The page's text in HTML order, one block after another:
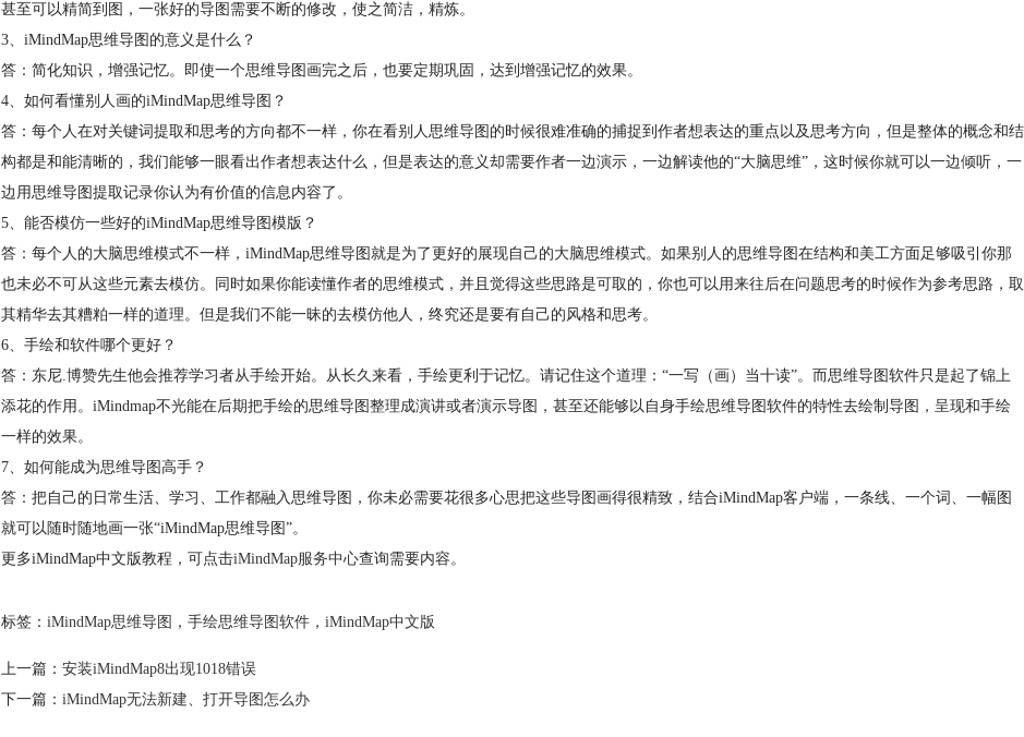
甚至可以精简到图，一张好的导图需要不断的修改，使之简洁，精炼。
3、iMindMap思维导图的意义是什么？
答：简化知识，增强记忆。即使一个思维导图画完之后，也要定期巩固，达到增强记忆的效果。
4、如何看懂别人画的iMindMap思维导图？
答：每个人在对关键词提取和思考的方向都不一样，你在看别人思维导图的时候很难准确的捕捉到作者想表达的重点以及思考方向，但是整体的概念和结
构都是和能清晰的，我们能够一眼看出作者想表达什么，但是表达的意义却需要作者一边演示，一边解读他的“大脑思维”，这时候你就可以一边倾听，一
边用思维导图提取记录你认为有价值的信息内容了。
5、能否模仿一些好的iMindMap思维导图模版？
答：每个人的大脑思维模式不一样，iMindMap思维导图就是为了更好的展现自己的大脑思维模式。如果别人的思维导图在结构和美工方面足够吸引你那
也未必不可从这些元素去模仿。同时如果你能读懂作者的思维模式，并且觉得这些思路是可取的，你也可以用来往后在问题思考的时候作为参考思路，取
其精华去其糟粕一样的道理。但是我们不能一昧的去模仿他人，终究还是要有自己的风格和思考。
6、手绘和软件哪个更好？
答：东尼.博赞先生他会推荐学习者从手绘开始。从长久来看，手绘更利于记忆。请记住这个道理：“一写（画）当十读”。而思维导图软件只是起了锦上
添花的作用。iMindmap不光能在后期把手绘的思维导图整理成演讲或者演示导图，甚至还能够以自身手绘思维导图软件的特性去绘制导图，呈现和手绘
一样的效果。
7、如何能成为思维导图高手？
答：把自己的日常生活、学习、工作都融入思维导图，你未必需要花很多心思把这些导图画得很精致，结合iMindMap客户端，一条线、一个词、一幅图
就可以随时随地画一张“iMindMap思维导图”。
更多iMindMap中文版教程，可点击iMindMap服务中心查询需要内容。
标签： iMindMap思维导图 ， 手绘思维导图软件 ， iMindMap中文版
上一篇： 安装iMindMap8出现1018错误
下一篇： iMindMap无法新建、打开导图怎么办